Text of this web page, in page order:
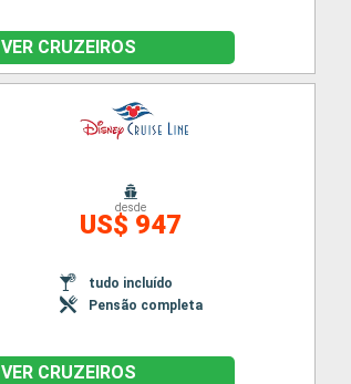
VER CRUZEIROS
desde
US$ 947
tudo incluído
Pensão completa
VER CRUZEIROS